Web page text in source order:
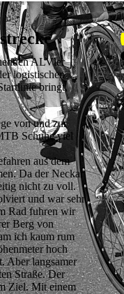
ALVler
logistischen
bringt,
von und zur
Schuhe viel
aus dem
Da der Neckar
nicht zu voll.
und war sehr
Rad fuhren wir
Berg von
ich kaum rum
hoch
Aber langsamer
Straße. Der
Ziel. Mit einem